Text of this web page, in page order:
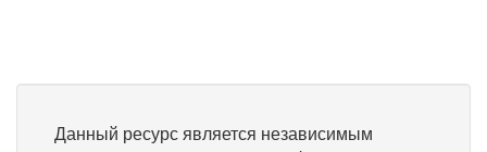
Данный ресурс является независимым